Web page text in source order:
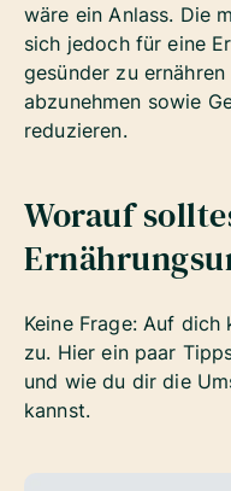
wäre ein Anlass. Die
sich jedoch für eine
gesünder zu
abzunehmen sowie
reduzieren.
Worauf
Keine Frage: Auf
zu. Hier ein paar
und wie du dir die
kannst.